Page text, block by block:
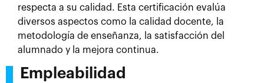
respecta a su calidad. Esta certificación evalúa
diversos aspectos como la calidad docente, la
metodología de enseñanza, la satisfacción del
alumnado y la mejora continua.
Empleabilidad